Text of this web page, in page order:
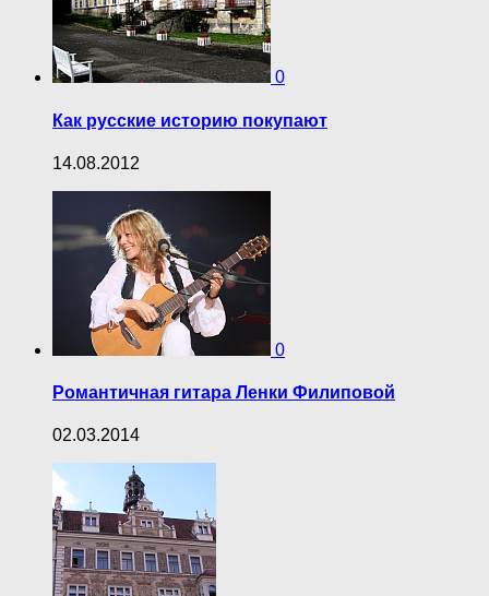
0
Как русские историю покупают
14.08.2012
0
Романтичная гитара Ленки Филиповой
02.03.2014